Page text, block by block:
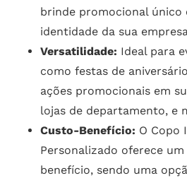
brinde promocional único
identidade da sua
Versatilidade: Ideal para
como festas de
ações promocionais em
lojas de departamento, e
Custo-Benefício: O Copo
Personalizado oferece
benefício, sendo uma